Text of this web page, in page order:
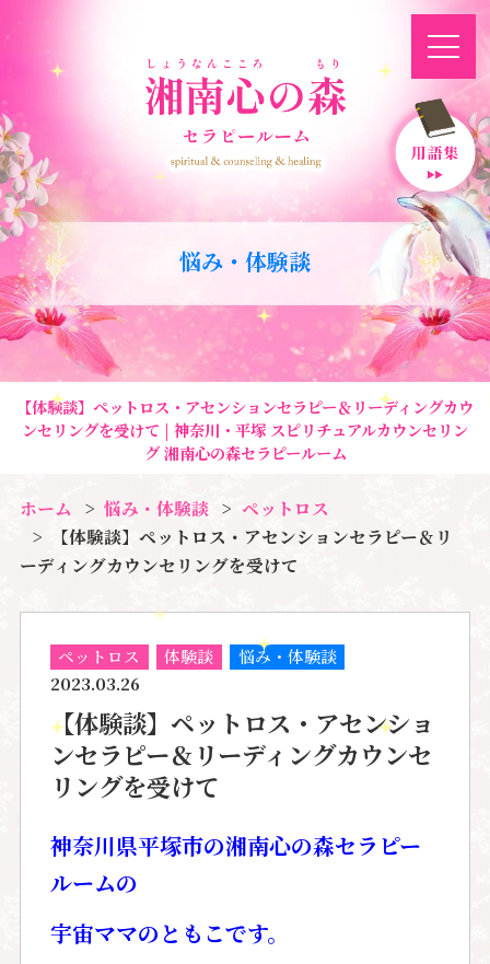
悩み・体験談
【体験談】ペットロス・アセンションセラピー＆リーディングカウ
ンセリングを受けて | 神奈川・平塚 スピリチュアルカウンセリン
グ 湘南心の森セラピールーム
ホーム 悩み・体験談
ペットロス
【体験談】ペットロス・アセンションセラピー＆リ
ーディングカウンセリングを受けて
ペットロス 体験談
悩み・体験談
2023.03.26
【体験談】ペットロス・アセンショ
ンセラピー＆リーディングカウンセ
リングを受けて
神奈川県平塚市の湘南心の森セラピー
ルームの
宇宙ママのともこです。